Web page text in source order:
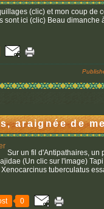
(clic) et mon coup de
sont ici (clic) Beau dimanche
araignée de
Sur un fil d'Antipathaires, un
(Un clic sur l'image)
tuberculatus
0